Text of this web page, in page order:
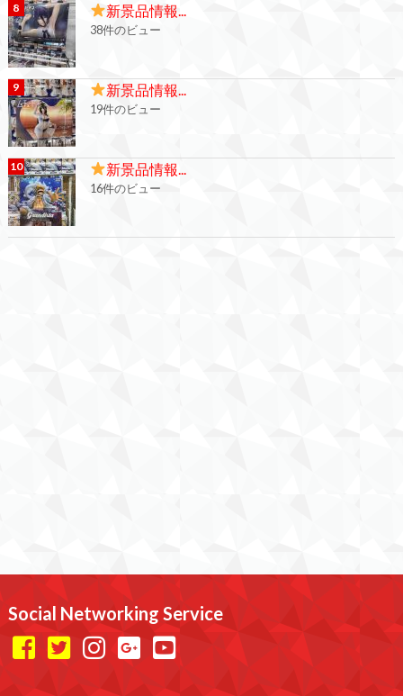
新景品情報...
38件のビュー
新景品情報...
19件のビュー
新景品情報...
16件のビュー
Social Networking Service